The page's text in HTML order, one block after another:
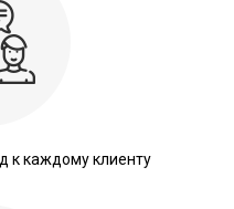
к каждому клиенту